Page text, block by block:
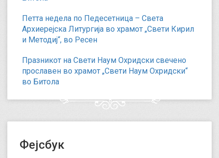
Петта недела по Педесетница – Света
Архиерејска Литургија во храмот „Свети Кирил
и Методиј“, во Ресен
Празникот на Свети Наум Охридски свечено
прославен во храмот „Свети Наум Охридски“
во Битола
Фејсбук